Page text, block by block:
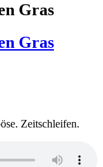
Gras
Gras
Zeitschleifen.